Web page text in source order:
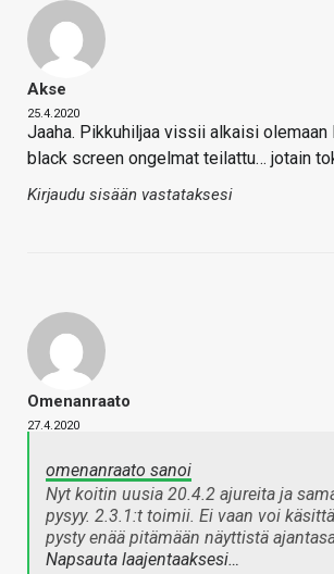
Akse
25.4.2020
Jaaha. Pikkuhiljaa vissii alkaisi olemaan
black screen ongelmat teilattu… jotain
Kirjaudu sisään vastataksesi
Omenanraato
27.4.2020
omenanraato sanoi
Nyt koitin uusia 20.4.2 ajureita ja
pysyy. 2.3.1:t toimii. Ei vaan voi
pysty enää pitämään näyttistä
Napsauta laajentaaksesi…